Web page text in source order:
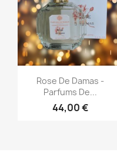
Aperçu rapide
Rose De Damas -
Parfums De...
44,00 €